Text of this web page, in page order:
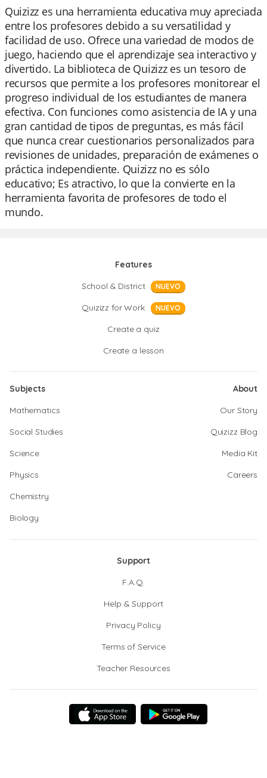
Quizizz es una herramienta educativa muy apreciada
entre los profesores debido a su versatilidad y
facilidad de uso. Ofrece una variedad de modos de
juego, haciendo que el aprendizaje sea interactivo y
divertido. La biblioteca de Quizizz es un tesoro de
recursos que permite a los profesores monitorear el
progreso individual de los estudiantes de manera
efectiva. Con funciones como asistencia de IA y una
gran cantidad de tipos de preguntas, es más fácil
que nunca crear cuestionarios personalizados para
revisiones de unidades, preparación de exámenes o
práctica independiente. Quizizz no es sólo
educativo; Es atractivo, lo que la convierte en la
herramienta favorita de profesores de todo el
mundo.
Features
School & District
NUEVO
Quizizz for Work NUEVO
Create a quiz
Create a lesson
Subjects
Mathematics
Social Studies
Science
Physics
Chemistry
Biology
About
Our Story
Quizizz Blog
Media Kit
Careers
Support
F.A.Q.
Help & Support
Privacy Policy
Terms of Service
Teacher Resources